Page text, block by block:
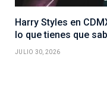
Harry Styles en
lo que tienes que
JULIO 30, 2026